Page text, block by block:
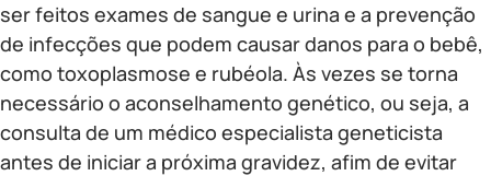
ser feitos exames de sangue e urina e a prevenção
de infecções que podem causar danos para o bebê,
como toxoplasmose e rubéola. Às vezes se torna
necessário o aconselhamento genético, ou seja, a
consulta de um médico especialista geneticista
antes de iniciar a próxima gravidez, afim de evitar